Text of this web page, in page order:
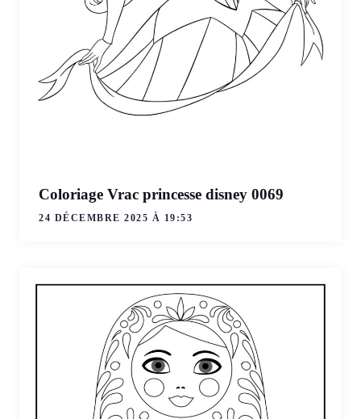
Coloriage Vrac princesse disney 0069
24 DÉCEMBRE 2025 À 19:53